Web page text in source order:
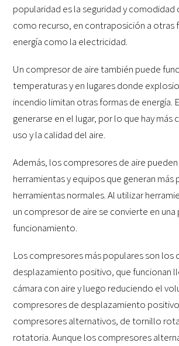
popularidad es la seguridad y comodidad
como recurso, en contraposición a otras
energía como la electricidad.
Un compresor de aire también puede
temperaturas y en lugares donde
incendio limitan otras formas de energía.
generarse en el lugar, por lo que hay
uso y la calidad del aire.
Además, los compresores de aire
herramientas y equipos que generan más
herramientas normales. Al utilizar
un compresor de aire se convierte en
funcionamiento.
Los compresores más populares son los
desplazamiento positivo, que funcionan
cámara con aire y luego reduciendo el
compresores de desplazamiento
compresores alternativos, de tornillo
rotatoria. Aunque los compresores